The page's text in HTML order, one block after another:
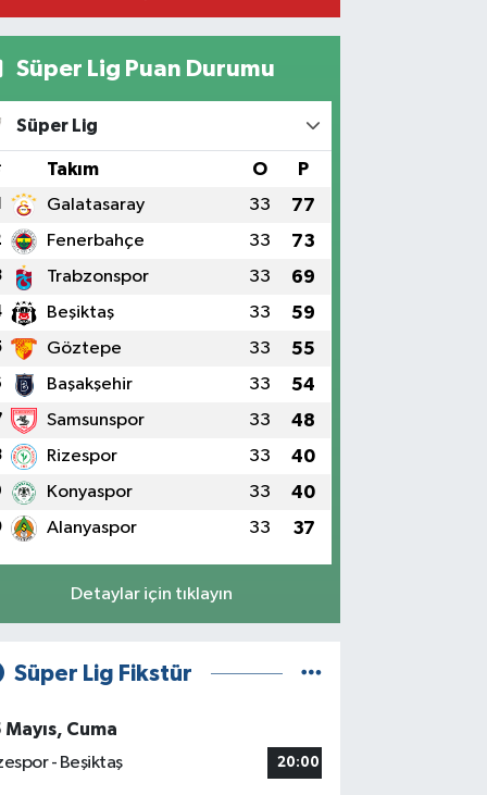
Süper Lig Puan Durumu
Süper Lig
Takım O P
Galatasaray 33 77
Fenerbahçe 33 73
Trabzonspor 33 69
Beşiktaş 33 59
Göztepe 33 55
Başakşehir 33 54
Samsunspor 33 48
Rizespor 33 40
Konyaspor 33 40
Alanyaspor 33 37
Detaylar için tıklayın
Süper Lig Fikstür
Mayıs, Cuma
- Beşiktaş
20:00